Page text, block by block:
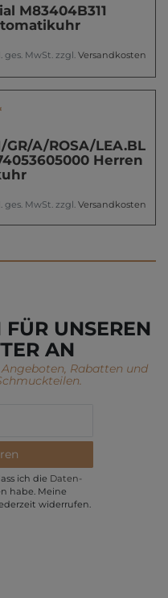
M83404B311
ges. MwSt. zzgl. Versandkosten
GR/A/ROSA/LEA.BL
Herren
ges. MwSt. zzgl. Versandkosten
UNSEREN
AN
Rabatten und
ich die Daten­
habe. Meine
widerrufen.